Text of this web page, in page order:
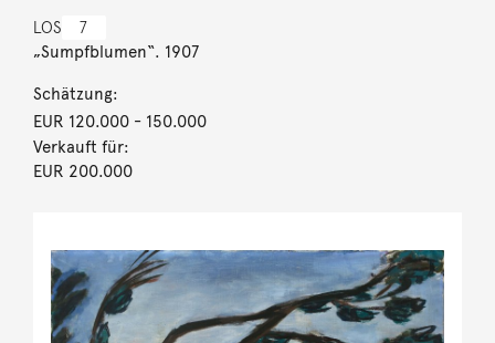
LOS 7
„Sumpfblumen“. 1907
Schätzung:
EUR 120.000- 150.000
Verkauft für:
EUR 200.000